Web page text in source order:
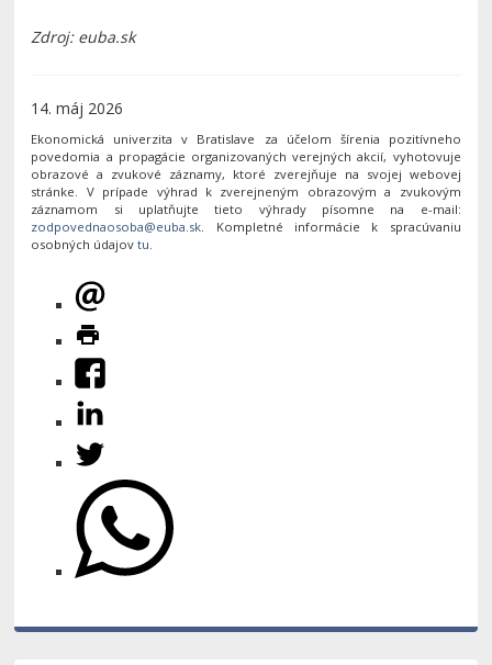
Zdroj: euba.sk
14. máj 2026
Ekonomická univerzita v Bratislave za účelom šírenia pozitívneho
povedomia a propagácie organizovaných verejných akcií, vyhotovuje
obrazové a zvukové záznamy, ktoré zverejňuje na svojej webovej
stránke. V prípade výhrad k zverejneným obrazovým a zvukovým
záznamom si uplatňujte tieto výhrady písomne na e-mail:
. Kompletné informácie k spracúvaniu
osobných údajovtu